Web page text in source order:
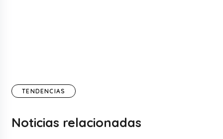
TENDENCIAS
Noticias relacionadas